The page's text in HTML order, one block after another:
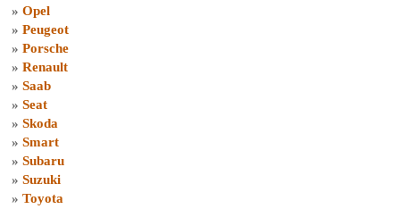
» Opel
» Peugeot
» Porsche
» Renault
» Saab
» Seat
» Skoda
» Smart
» Subaru
» Suzuki
» Toyota